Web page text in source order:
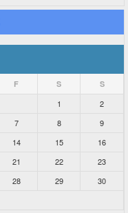
F S S
1
2
7 8
9
14 15
16
21 22
23
28 29
30